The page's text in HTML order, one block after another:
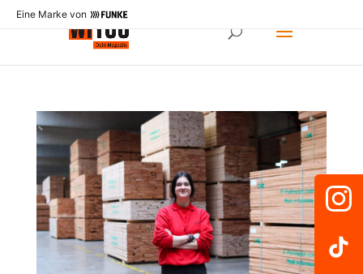
Eine Marke von